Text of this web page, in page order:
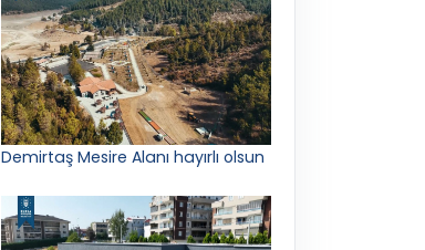
Demirtaş Mesire Alanı hayırlı olsun